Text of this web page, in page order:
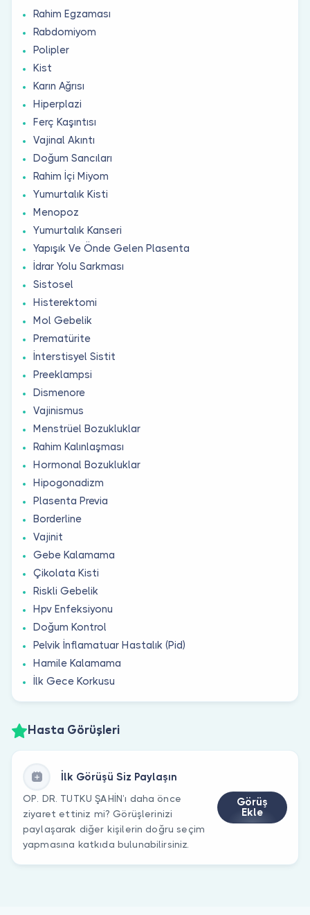
Rahim Egzaması
Rabdomiyom
Polipler
Kist
Karın Ağrısı
Hiperplazi
Ferç Kaşıntısı
Vajinal Akıntı
Doğum Sancıları
Rahim İçi Miyom
Yumurtalık Kisti
Menopoz
Yumurtalık Kanseri
Yapışık Ve Önde Gelen Plasenta
İdrar Yolu Sarkması
Sistosel
Histerektomi
Mol Gebelik
Prematürite
İnterstisyel Sistit
Preeklampsi
Dismenore
Vajinismus
Menstrüel Bozukluklar
Rahim Kalınlaşması
Hormonal Bozukluklar
Hipogonadizm
Plasenta Previa
Borderline
Vajinit
Gebe Kalamama
Çikolata Kisti
Riskli Gebelik
Hpv Enfeksiyonu
Doğum Kontrol
Pelvik İnflamatuar Hastalık (Pid)
Hamile Kalamama
İlk Gece Korkusu
Hasta Görüşleri
İlk Görüşü Siz Paylaşın
OP. DR. TUTKU ŞAHİN’ı daha önce
ziyaret ettiniz mi? Görüşlerinizi
paylaşarak diğer kişilerin doğru seçim
yapmasına katkıda bulunabilirsiniz.
Görüş
Ekle